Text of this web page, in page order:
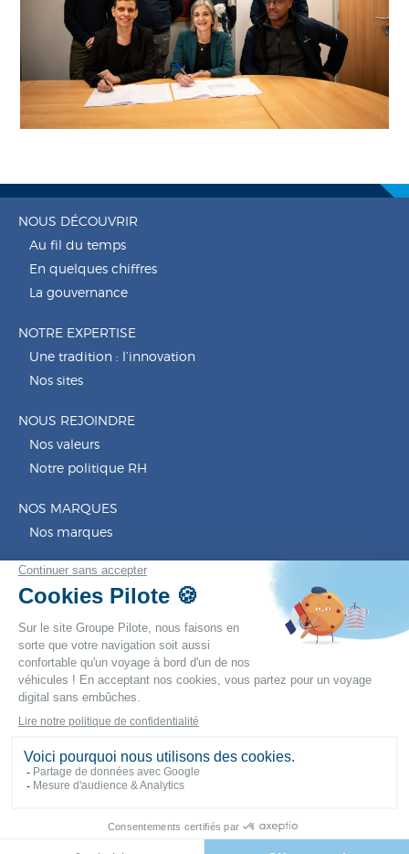
NOUS DÉCOUVRIR
Au fil du temps
En quelques chiffres
La gouvernance
NOTRE EXPERTISE
Une tradition : l’innovation
Nos sites
NOUS REJOINDRE
Nos valeurs
Notre politique RH
NOS MARQUES
Nos marques
CONTACT
LEGAL
Mentions légales
Politique de confidentialité
Linkedin